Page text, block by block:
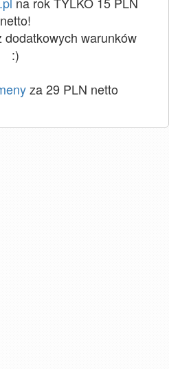
netto!
dodatkowych warunków
:)
za 29 PLN netto